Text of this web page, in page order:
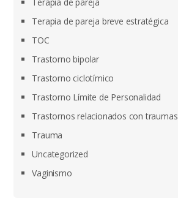
Terapia de pareja breve estratégica
TOC
Trastorno bipolar
Trastorno ciclotímico
Trastorno Límite de Personalidad
Trastornos relacionados con traumas
Trauma
Uncategorized
Vaginismo